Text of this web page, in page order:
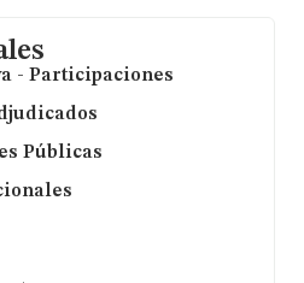
- Participaciones
Públicas